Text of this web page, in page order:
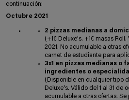
continuación:
Octubre 2021
2 pizzas medianas a
(+1€ Deluxe's. +1€ masas
2021. No acumulable a otras
carnet de estudiante para
3x1 en pizzas medianas o
ingredientes o
(Disponible en cualquier tipo
Deluxe's. Válido del 1 al 31 de
acumulable a otras ofertas.